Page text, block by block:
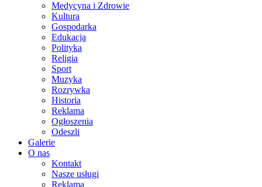
Medycyna i Zdrowie
Kultura
Gospodarka
Edukacja
Polityka
Religia
Sport
Muzyka
Rozrywka
Historia
Reklama
Ogłoszenia
Odeszli
Galerie
O nas
Kontakt
Nasze usługi
Reklama